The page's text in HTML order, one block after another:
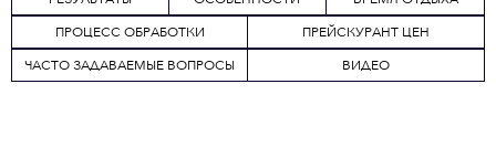
ПРОЦЕСС ОБРАБОТКИ
ПРЕЙСКУРАНТ ЦЕН
ЧАСТО ЗАДАВАЕМЫЕ ВОПРОСЫ
ВИДЕО